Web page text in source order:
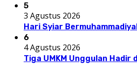
5
3 Agustus 2026
Hari Syiar
6
4 Agustus 2026
Tiga UMKM Unggulan Hadir